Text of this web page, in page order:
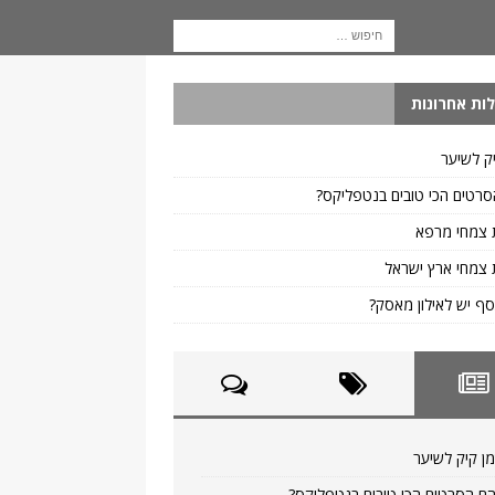
אחרונות
לשיער
הכי טובים בנטפליקס?
צמחי מרפא
צמחי ארץ ישראל
יש לאילון מאסק?
קיק לשיער